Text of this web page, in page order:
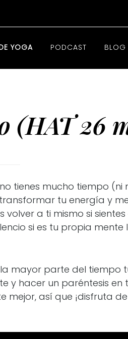
YOGA PODCAST BLOG
(HAT 26
tienes mucho tiempo (ni
tu energía y
a ti mismo si
si es tu propia mente
mayor parte del tiempo
y hacer un paréntesis en
mejor, así que ¡disfruta